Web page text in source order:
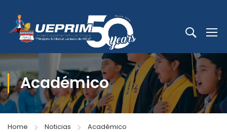
Académico
Home Noticias Académico